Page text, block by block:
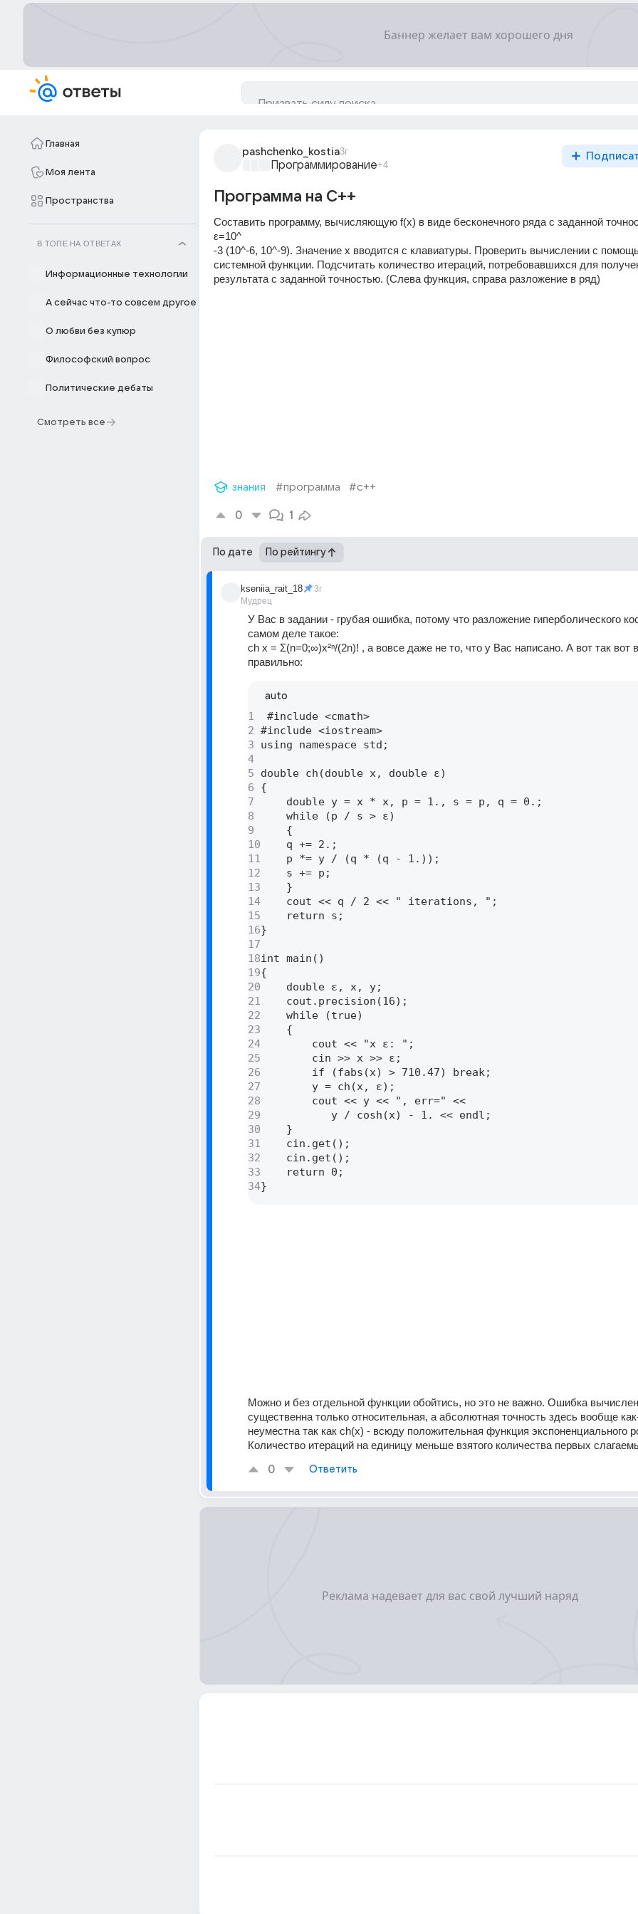
Главная
Моя лента
Пространства
В ТОПЕ НА ОТВЕТАХ
Информационные технологии
А сейчас что-то совсем другое
О любви без купюр
Философский вопрос
Политические дебаты
Смотреть все
pashchenko_kostia3г
Программирование+4
Программа на C++
Составить программу, вычисляющую f(x) в виде бесконечного ряда с заданной
ε=10^
-3 (10^-6, 10^-9). Значение x вводится с клавиатуры. Проверить вычислении с
системной функции. Подсчитать количество итераций, потребовавшихся для
результата с заданной точностью. (Слева функция, справа разложение в ряд)
знания #программа #c++
0 1
По дате По рейтингу
kseniia_rait_18
Мудрец
3г
У Вас в задании - грубая ошибка, потому что разложение гиперболического
самом деле такое:
ch x = Σ(n=0;∞)x²ⁿ/(2n)! , а вовсе даже не то, что у Вас написано. А вот так вот
правильно:
auto
1
2
3
4
5
6
7
8
9
10
11
12
13
14
15
16
17
18
19
20
21
22
23
24
25
26
27
28
29
30
31
32
33
34
#include <cmath>
#include <iostream>
using namespace std;
double ch(double x, double ε)
{
    double y = x * x, p = 1., s = p, q = 0.;
    while (p / s > ε)
    {
    }
    cout << q / 2 << " iterations, ";
    return s;
}
int main()
{
    double ε, x, y;
    cout.precision(16);
    while (true)
    {
           y / cosh(x) - 1. << endl;
    }
    cin.get();
    cin.get();
    return 0;
}
Можно и без отдельной функции обойтись, но это не важно. Ошибка
существенна только относительная, а абсолютная точность здесь вообще
неуместна так как ch(x) - всюду положительная функция экспоненциального
Количество итераций на единицу меньше взятого количества первых
0 Ответить